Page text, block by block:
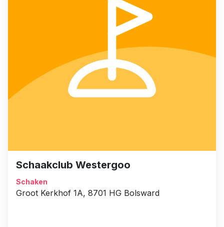
Schaakclub Westergoo
Schaken
Groot Kerkhof 1A, 8701 HG Bolsward